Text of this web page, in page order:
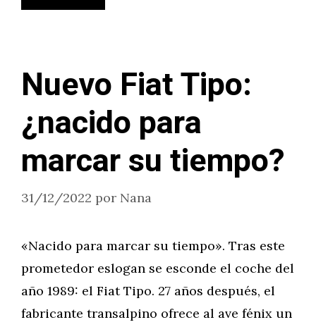
Nuevo Fiat Tipo:
¿nacido para
marcar su tiempo?
31/12/2022 por Nana
«Nacido para marcar su tiempo». Tras este
prometedor eslogan se esconde el coche del
año 1989: el Fiat Tipo. 27 años después, el
fabricante transalpino ofrece al ave fénix un